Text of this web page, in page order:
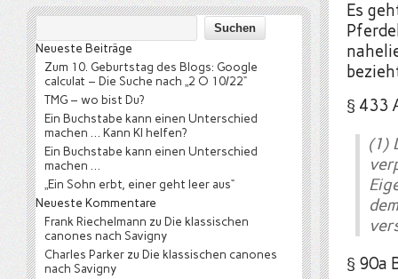
Es
§ 433
(1)
§ 90a
Neueste Beiträge
Zum 10. Geburtstag des Blogs: Google
calculat – Die Suche nach „2 O 10/22“
TMG – wo bist Du?
Ein Buchstabe kann einen Unterschied
machen … Kann KI helfen?
Ein Buchstabe kann einen Unterschied
machen …
„Ein Sohn erbt, einer geht leer aus“
Neueste Kommentare
Frank Riechelmann zu Die klassischen
canones nach Savigny
Charles Parker zu Die klassischen canones
nach Savigny